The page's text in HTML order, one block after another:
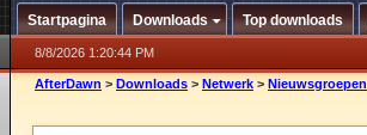
Startpagina Downloads Top downloads
8/8/2026 1:20:44 PM
AfterDawn > Downloads > Netwerk > Nieuwsgroepen